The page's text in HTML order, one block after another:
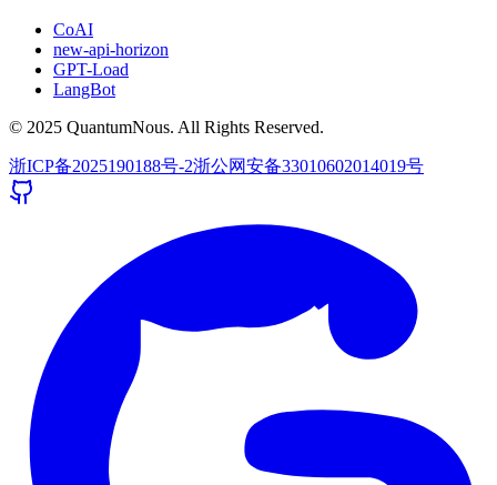
CoAI
new-api-horizon
GPT-Load
LangBot
© 2025 QuantumNous. All Rights Reserved.
浙ICP备2025190188号-2浙公网安备33010602014019号